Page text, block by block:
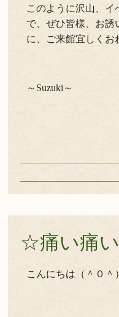
このように沢山、
で、ぜひ皆様、お誘
に、ご来館宜しくお
～Suzuki～
☆痛い痛
こんにちは（＾０＾）